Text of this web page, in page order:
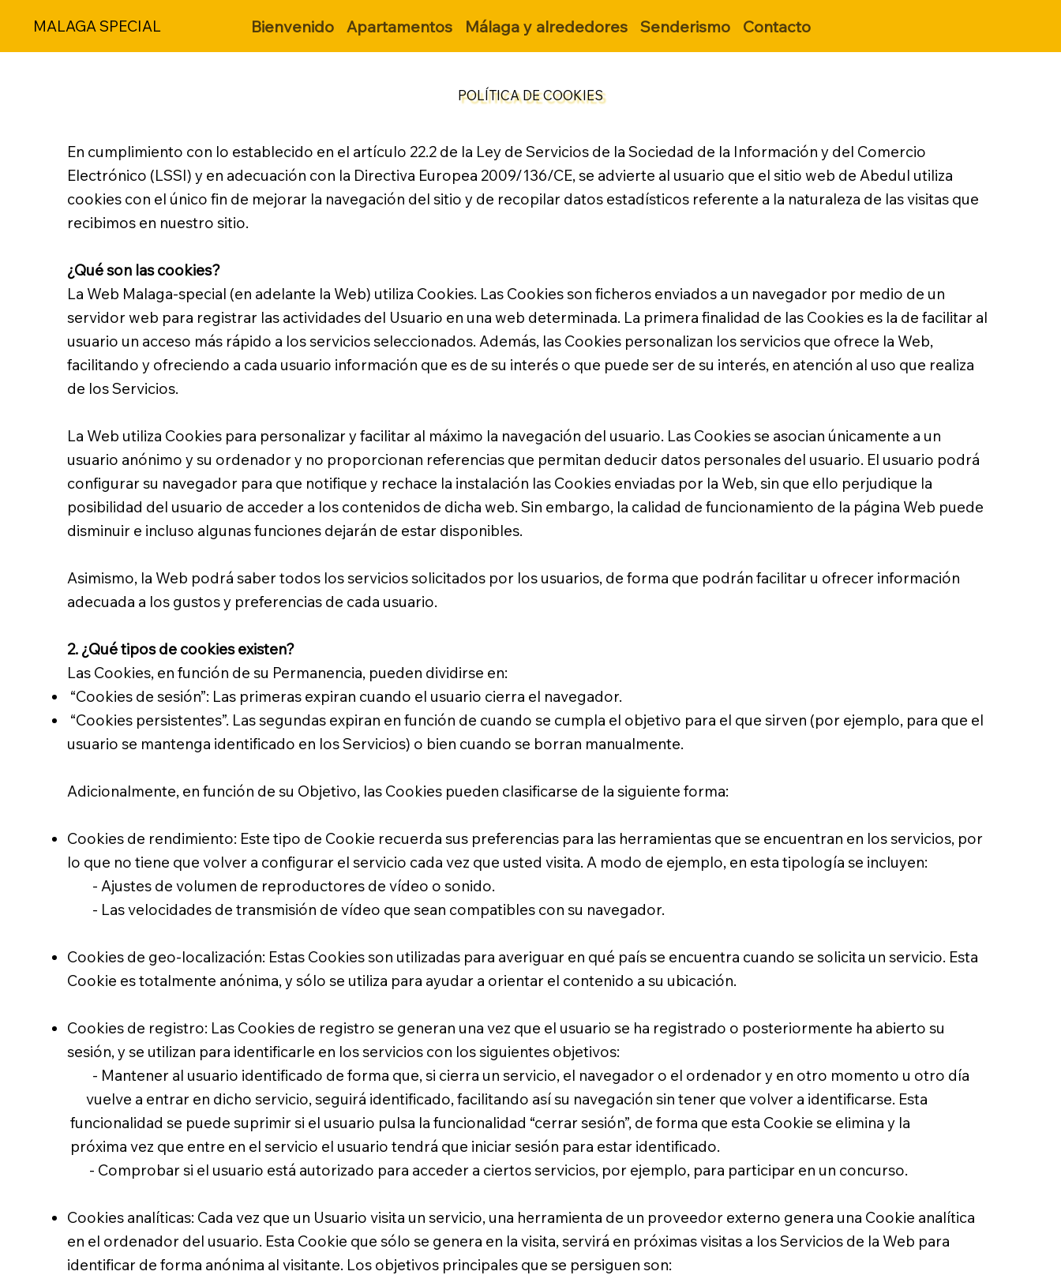
MALAGA SPECIAL Bienvenido Apartamentos Málaga y alrededores Senderismo Contacto
POLÍTICA DE COOKIES
En cumplimiento con lo establecido en el artículo 22.2 de la Ley de Servicios de la Sociedad de la Información y del Comercio
Electrónico (LSSI) y en adecuación con la Directiva Europea 2009/136/CE, se advierte al usuario que el sitio web de Abedul utiliza
cookies con el único fin de mejorar la navegación del sitio y de recopilar datos estadísticos referente a la naturaleza de las visitas que
recibimos en nuestro sitio.
¿Qué son las cookies?
La Web Malaga-special (en adelante la Web) utiliza Cookies. Las Cookies son ficheros enviados a un navegador por medio de un
servidor web para registrar las actividades del Usuario en una web determinada. La primera finalidad de las Cookies es la de facilitar al
usuario un acceso más rápido a los servicios seleccionados. Además, las Cookies personalizan los servicios que ofrece la Web,
facilitando y ofreciendo a cada usuario información que es de su interés o que puede ser de su interés, en atención al uso que realiza
de los Servicios.
La Web utiliza Cookies para personalizar y facilitar al máximo la navegación del usuario. Las Cookies se asocian únicamente a un
usuario anónimo y su ordenador y no proporcionan referencias que permitan deducir datos personales del usuario. El usuario podrá
configurar su navegador para que notifique y rechace la instalación las Cookies enviadas por la Web, sin que ello perjudique la
posibilidad del usuario de acceder a los contenidos de dicha web. Sin embargo, la calidad de funcionamiento de la página Web puede
disminuir e incluso algunas funciones dejarán de estar disponibles.
Asimismo, la Web podrá saber todos los servicios solicitados por los usuarios, de forma que podrán facilitar u ofrecer información
adecuada a los gustos y preferencias de cada usuario.
2. ¿Qué tipos de cookies existen?
Las Cookies, en función de su Permanencia, pueden dividirse en:
“Cookies de sesión”: Las primeras expiran cuando el usuario cierra el navegador.
“Cookies persistentes”. Las segundas expiran en función de cuando se cumpla el objetivo para el que sirven (por ejemplo, para que el
usuario se mantenga identificado en los Servicios) o bien cuando se borran manualmente.
Adicionalmente, en función de su Objetivo, las Cookies pueden clasificarse de la siguiente forma:
Cookies de rendimiento: Este tipo de Cookie recuerda sus preferencias para las herramientas que se encuentran en los servicios, por
lo que no tiene que volver a configurar el servicio cada vez que usted visita. A modo de ejemplo, en esta tipología se incluyen:
- Ajustes de volumen de reproductores de vídeo o sonido.
- Las velocidades de transmisión de vídeo que sean compatibles con su navegador.
Cookies de geo-localización: Estas Cookies son utilizadas para averiguar en qué país se encuentra cuando se solicita un servicio. Esta
Cookie es totalmente anónima, y sólo se utiliza para ayudar a orientar el contenido a su ubicación.
Cookies de registro: Las Cookies de registro se generan una vez que el usuario se ha registrado o posteriormente ha abierto su
sesión, y se utilizan para identificarle en los servicios con los siguientes objetivos:
- Mantener al usuario identificado de forma que, si cierra un servicio, el navegador o el ordenador y en otro momento u otro día
vuelve a entrar en dicho servicio, seguirá identificado, facilitando así su navegación sin tener que volver a identificarse. Esta
funcionalidad se puede suprimir si el usuario pulsa la funcionalidad “cerrar sesión”, de forma que esta Cookie se elimina y la
próxima vez que entre en el servicio el usuario tendrá que iniciar sesión para estar identificado.
- Comprobar si el usuario está autorizado para acceder a ciertos servicios, por ejemplo, para participar en un concurso.
Cookies analíticas: Cada vez que un Usuario visita un servicio, una herramienta de un proveedor externo genera una Cookie analítica
en el ordenador del usuario. Esta Cookie que sólo se genera en la visita, servirá en próximas visitas a los Servicios de la Web para
identificar de forma anónima al visitante. Los objetivos principales que se persiguen son:​